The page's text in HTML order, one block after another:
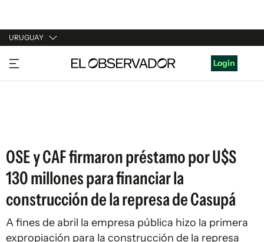
URUGUAY
URUGUAY
ARGENTINA
Login
OSE y CAF firmaron préstamo por U$S
130 millones para financiar la
construcción de la represa de Casupá
A fines de abril la empresa pública hizo la primera
expropiación para la construcción de la represa